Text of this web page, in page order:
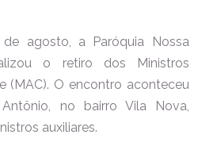
agosto, a Paróquia Nossa
o retiro dos Ministros
(MAC). O encontro aconteceu
no bairro Vila Nova,
auxiliares.